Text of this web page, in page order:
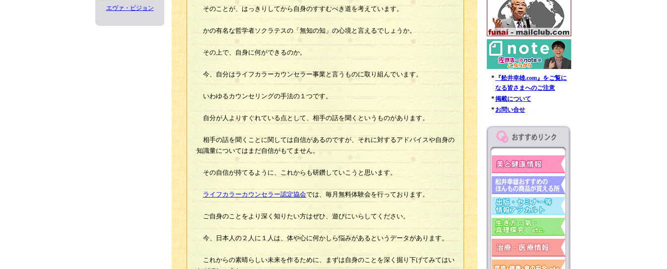
エヴァ・ビジョン そのことが、はっきりしてから自身のすすむべき道を考えています。
かの有名な哲学者ソクラテスの「無知の知」の心境と言えるでしょうか。
その上で、自身に何ができるのか。
今、自分はライフカラーカウンセラー事業と言うものに取り組んでいます。
いわゆるカウンセリングの手法の１つです。
自分が人よりすぐれている点として、相手の話を聞くというものがあります。
相手の話を聞くことに関しては自信があるのですが、それに対するアドバイスや自身の
知識量についてはまだ自信がもてません。
その自信が持てるように、これからも研鑽していこうと思います。
ライフカラーカウンセラー認定協会では、毎月無料体験会を行っております。
ご自身のことをより深く知りたい方はぜひ、遊びにいらしてください。
今、日本人の２人に１人は、体や心に何かしら悩みがあるというデータがあります。
これからの素晴らしい未来を作るために、まずは自身のことを深く掘り下げてみてはい
*
『舩井幸雄.com』をご覧に
なる皆さまへのご注意
*掲載について
* お問い合せ